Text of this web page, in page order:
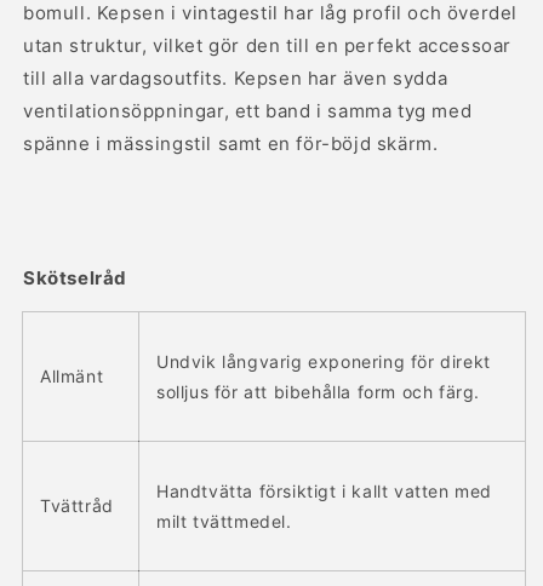
bomull. Kepsen i vintagestil har låg profil och överdel
utan struktur, vilket gör den till en perfekt accessoar
till alla vardagsoutfits. Kepsen har även sydda
ventilationsöppningar, ett band i samma tyg med
spänne i mässingstil samt en för-böjd skärm.
Skötselråd
Allmänt
Undvik långvarig exponering för direkt
solljus för att bibehålla form och färg.
Tvättråd
Handtvätta försiktigt i kallt vatten med
milt tvättmedel.